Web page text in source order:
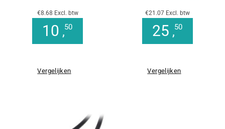
€8.68 Excl. btw
10 ,50
Vergelijken
€21.07 Excl. btw
25 ,50
Vergelijken